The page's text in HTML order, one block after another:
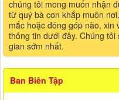
chúng tôi mong muốn nhận
từ quý bà con khắp muôn
mắc hoặc đóng góp nào, xin
thông tin dưới đây. Chúng
gian sớm nhất.
Ban Biên Tập